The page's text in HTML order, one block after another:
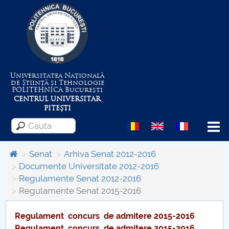
Universitatea Națională
de Știință și Tehnologie
POLITEHNICABucurești
CENTRUL UNIVERSITAR
PITEȘTI
Menu
Despre Universitate
Centrul de Management al Proiectelor
Senat
Arhiva Senat 2012-2016
Documente Universitate 2012-2016
Regulamente Senat 2012-2016
Regulamente Senat 2015-2016
Regulament concurs de admitere 2015-2016